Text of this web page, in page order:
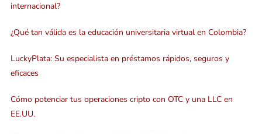
internacional?
¿Qué tan válida es la educación universitaria virtual en Colombia?
LuckyPlata: Su especialista en préstamos rápidos, seguros y
eficaces
Cómo potenciar tus operaciones cripto con OTC y una LLC en
EE.UU.